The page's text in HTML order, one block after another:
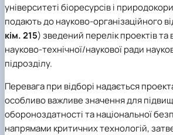
університеті біоресурсів і
подають до науково-організаційного
кім. 215) зведений перелік проектів та
науково-технічної/наукової ради
підрозділу.
Перевага при відборі надається
особливо важливе значення для
обороноздатності та національної
напрямами критичних технологій,